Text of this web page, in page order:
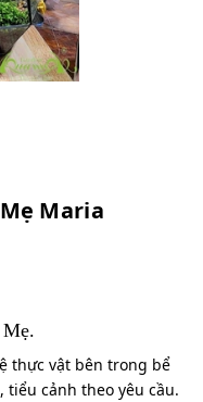
Maria
thực vật bên trong bể
cảnh theo yêu cầu.